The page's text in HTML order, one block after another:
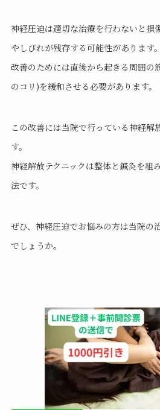
神経圧迫は適切な治療を行わないと損
やしびれが残存する可能性があります。
改善のためには直後から起きる周囲の
のコリ)を緩和させる必要があります。
この改善には当院で行っている神経解
す。
神経解放テクニックは整体と鍼灸を組
法です。
ぜひ、神経圧迫でお悩みの方は当院の
でしょうか。